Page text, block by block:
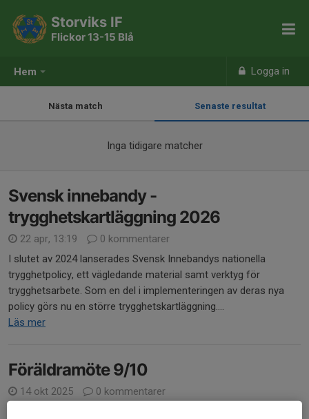
Hem Logga in
Storviks IF
Flickor 13-15 Blå
Nästa match Senaste resultat
Inga tidigare matcher
Svensk innebandy -
trygghetskartläggning 2026
22 apr, 13:19
0 kommentarer
I slutet av 2024 lanserades Svensk Innebandys nationella
trygghetpolicy, ett vägledande material samt verktyg för
trygghetsarbete. Som en del i implementeringen av deras nya
policy görs nu en större trygghetskartläggning....
Läs mer
Föräldramöte 9/10
14 okt 2025
0 kommentarer